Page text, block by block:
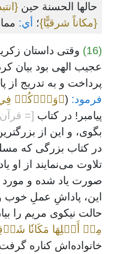
حالها الحسنة حين
{مكاناً شرقيًّا}؛ أي:
(16)
وقتی داستان
عجیب الهی بود بیان
پرداخت و به تدریج از
فرمود: (﴿وَٱذۡكُرۡ
پیامبر! در کتاب [=
بگوی، و این از
در کتاب بزرگی که
تلاوت می‌نمایند از او
صورت یاد شده و
این، پاداشِ عملِ خوب
حالت نیکوی مریم را
مِنۡ أَهۡلِهَا مَكَانٗا
خانواده‌اش کناره